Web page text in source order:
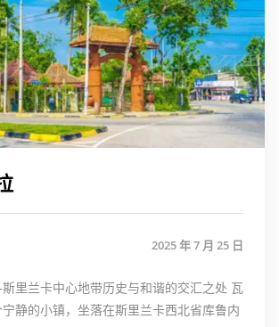
2025 年 7 月 25 日
里兰卡中心地带历史与和谐的交汇之处 瓦
静的小镇，坐落在斯里兰卡西北省库鲁内